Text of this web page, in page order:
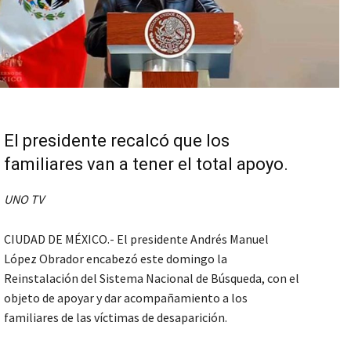
El presidente recalcó que los
familiares van a tener el total apoyo.
UNO TV
CIUDAD DE MÉXICO.- El presidente Andrés Manuel
López Obrador encabezó este domingo la
Reinstalación del Sistema Nacional de Búsqueda, con el
objeto de apoyar y dar acompañamiento a los
familiares de las víctimas de desaparición.